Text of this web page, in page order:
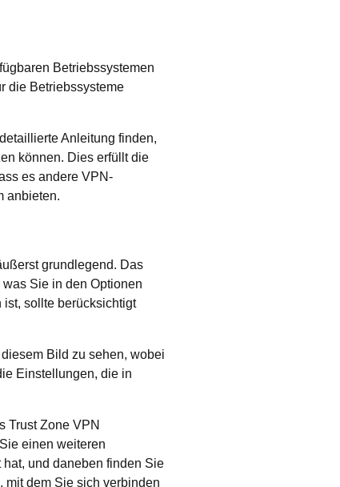
Betriebssystemen
die Betriebssysteme
Anleitung finden,
können. Dies erfüllt die
es andere VPN-
anbieten.
grundlegend. Das
Sie in den Optionen
sollte berücksichtigt
Bild zu sehen, wobei
Einstellungen, die in
Trust Zone VPN
einen weiteren
und daneben finden Sie
mit dem Sie sich verbinden